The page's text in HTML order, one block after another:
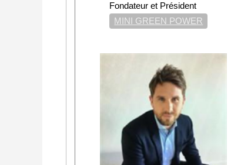
Fondateur et Président
MINI GREEN POWER